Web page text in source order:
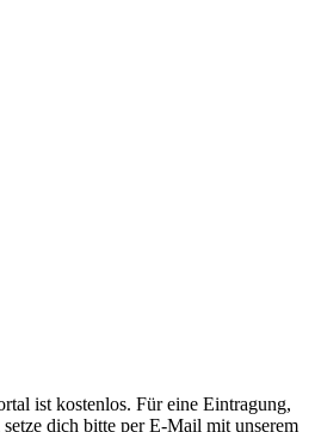
ist kostenlos. Für eine Eintragung,
dich bitte per E-Mail mit unserem